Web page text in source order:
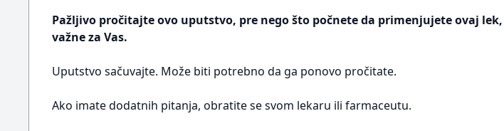
Pažljivo pročitajte ovo uputstvo, pre nego što počnete da primenjujete ovaj
važne za Vas.
Uputstvo sačuvajte. Može biti potrebno da ga ponovo pročitate.
Ako imate dodatnih pitanja, obratite se svom lekaru ili farmaceutu.